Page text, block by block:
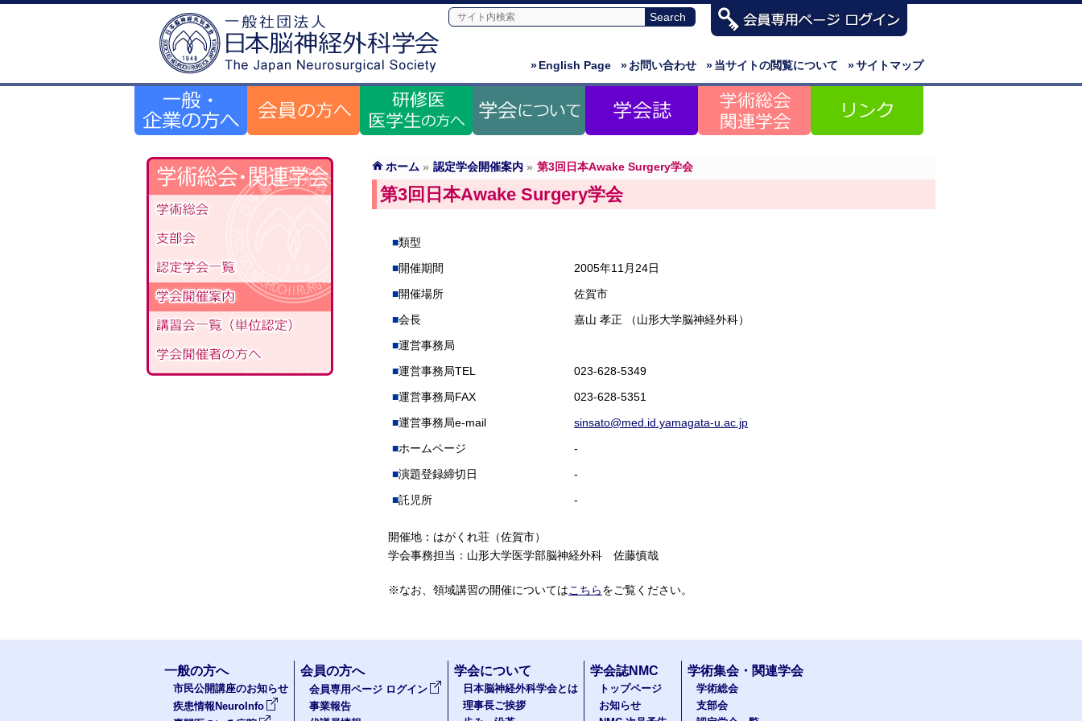
»サイトマップ
»当サイトの閲覧について
»お問い合わせ
»English Page
ホーム » 認定学会開催案内 » 第3回日本Awake Surgery学会
第3回日本Awake Surgery学会
類型
開催期間
2005年11月24日
開催場所
佐賀市
会長
嘉山 孝正 （山形大学脳神経外科）
運営事務局
運営事務局TEL
023-628-5349
運営事務局FAX
023-628-5351
運営事務局e-mail
sinsato@med.id.yamagata-u.ac.jp
ホームページ
-
演題登録締切日
-
託児所
-
開催地：はがくれ荘（佐賀市）
学会事務担当：山形大学医学部脳神経外科 佐藤慎哉
※なお、領域講習の開催についてはこちらをご覧ください。
一般の方へ
市民公開講座のお知らせ
疾患情報NeuroInfo
会員の方へ
会員専用ページ ログイン
事業報告
学会について
日本脳神経外科学会とは
理事長ご挨拶
学会誌NMC
トップページ
お知らせ
学術集会・関連学会
学術総会
支部会